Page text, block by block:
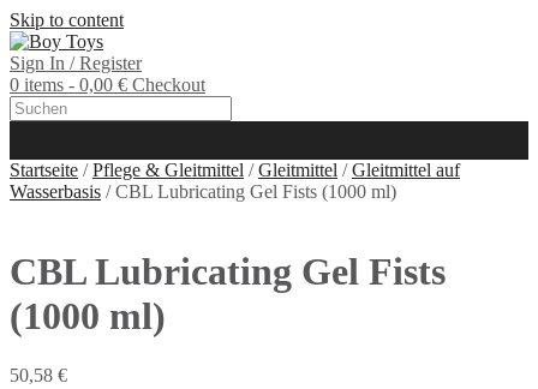
Skip to content
Sign In / Register
0 items - 0,00 € Checkout
Startseite /Pflege & Gleitmittel /Gleitmittel /Gleitmittel auf
Wasserbasis / CBL Lubricating Gel Fists (1000 ml)
CBL Lubricating Gel Fists
(1000 ml)
50,58 €